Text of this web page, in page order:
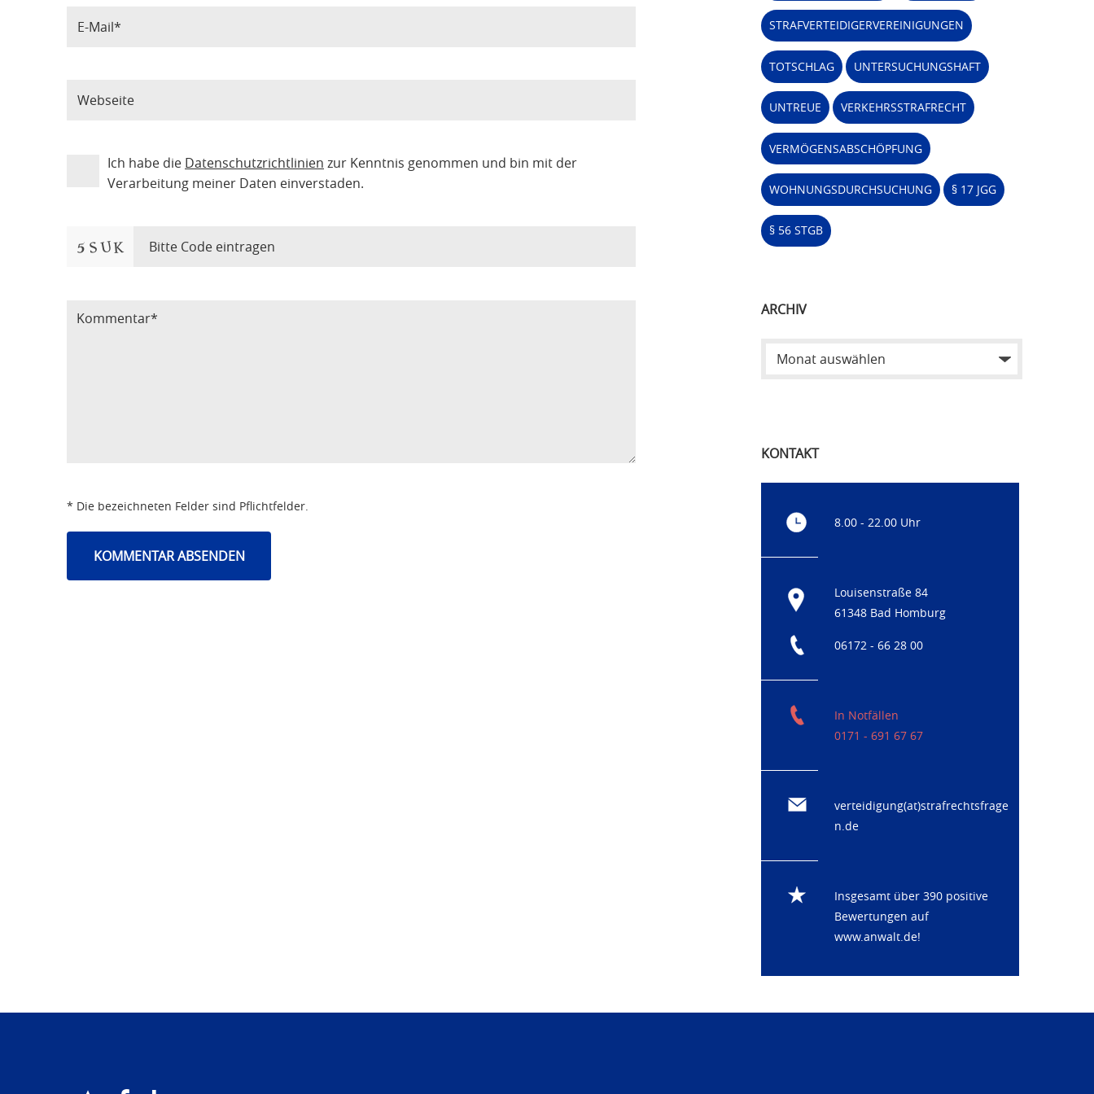
Ich habe die Datenschutzrichtlinien zur Kenntnis genommen und bin mit der
Verarbeitung meiner Daten einverstaden.
* Die bezeichneten Felder sind Pflichtfelder.
STRAFVERTEIDIGERVEREINIGUNGEN
TOTSCHLAG UNTERSUCHUNGSHAFT
UNTREUE VERKEHRSSTRAFRECHT
VERMÖGENSABSCHÖPFUNG
WOHNUNGSDURCHSUCHUNG § 17 JGG
§ 56 STGB
ARCHIV
KONTAKT
8.00 - 22.00 Uhr
Louisenstraße 84
61348 Bad Homburg
06172 - 66 28 00
In Notfällen
0171 - 691 67 67
verteidigung(at)strafrechtsfrage
n.de
Insgesamt über 390 positive
Bewertungen auf
www.anwalt.de!